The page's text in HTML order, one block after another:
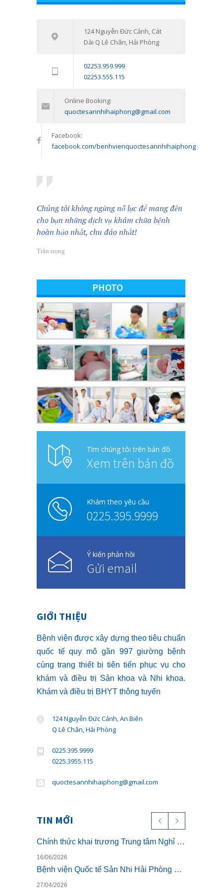
Nhi Hải Phòng
Tham vấn – Trị liệu tâm lý trẻ em và
trẻ vị thành niên: Đồng hành cùng
tâm lý
124 Nguyễn Đức Cảnh, Cát
Dài Q Lê Chân, Hải Phòng
02253.959.999
02253.555.115
Online Booking:
quoctesannhihaiphong@gmail.com
Facebook:
facebook.com/benhvienquoctesannhihaiphong
Chúng tôi không ngừng nỗ lực để mang đến
cho bạn những dịch vụ khám chữa bệnh
hoàn hảo nhất, chu đáo nhất!
Trân trọng
PHOTO
Tìm chúng tôi trên bản đồ
Xem trên bản đồ
Khám theo yêu cầu
0225.395.9999
Ý kiến phản hồi
Gửi email
GIỚI THIỆU
Bệnh viện được xây dựng theo tiêu chuẩn
quốc tế quy mô gần 997 giường bệnh
cùng trang thiết bị tiên tiến phục vụ cho
khám và điều trị Sản khoa và Nhi khoa.
Khám và điều trị BHYT thông tuyến
124 Nguyễn Đức Cảnh, An Biên
Q Lê Chân, Hải Phòng
0225.395.9999
0225.3955.115
quoctesannhihaiphong@gmail.com
TIN MỚI
Chính thức khai trương Trung tâm Nghỉ dưỡng ở cữ cao cấp The Nest – Luxury Postpartum & Retreat
16/06/2026
Bệnh viện Quốc tế Sản Nhi Hải Phòng chính thức triển khai khám sức khỏe theo Thông tư 32/2023/TT-BYT
27/04/2026